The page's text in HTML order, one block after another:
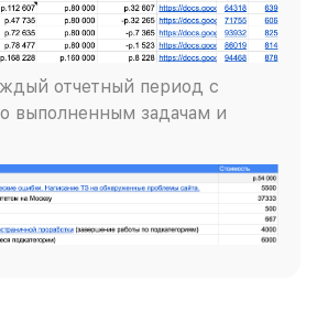
отчетный период с
выполненным задачам и